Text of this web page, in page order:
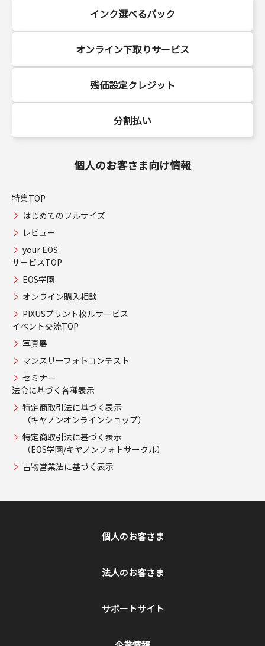
インク選べるパック
オンライン下取りサービス
残価設定クレジット
分割払い
個人のお客さま向け情報
特集TOP
はじめてのフルサイズ
レビュー
your EOS.
サービスTOP
EOS学園
オンライン購入相談
PIXUSプリント枚ルサービス
イベント交流TOP
写真展
マンスリーフォトコンテスト
セミナー
法令に基づく各種表示
特定商取引法に基づく表示
（キヤノンオンラインショップ）
特定商取引法に基づく表示
（EOS学園/キヤノンフォトサークル）
古物営業法に基づく表示
個人のお客さま
法人のお客さま
サポートサイト